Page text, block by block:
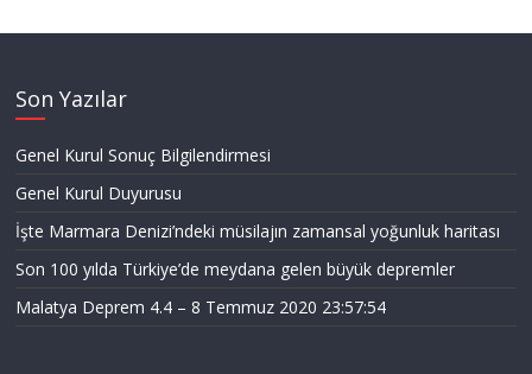
Son Yazılar
Genel Kurul Sonuç Bilgilendirmesi
Genel Kurul Duyurusu
İşte Marmara Denizi’ndeki müsilajın zamansal yoğunluk haritası
Son 100 yılda Türkiye’de meydana gelen büyük depremler
Malatya Deprem 4.4 – 8 Temmuz 2020 23:57:54